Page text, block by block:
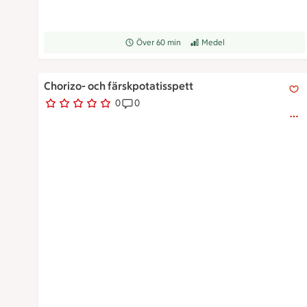
Receptet tar Över 60 min att tillaga
Över 60 min Receptet har Medel
Medel
Chorizo- och färskpotatisspett
0
0 personer har röstatReceptet har 0 kommentarer
0
Chorizo- och färskpotatisspett